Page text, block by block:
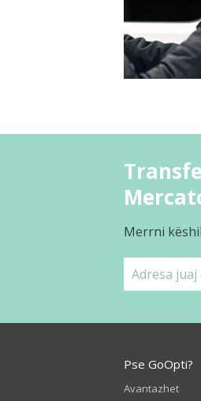
Merrni
Pse GoOpti?
Avantazhet